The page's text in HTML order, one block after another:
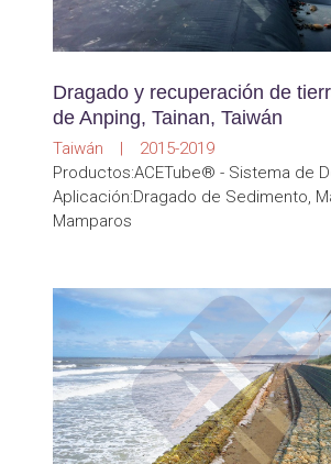
Dragado y recuperación de
de Anping, Tainan, Taiwán
Taiwán | 2015-2019
Productos:ACETube® - Sistema de
Aplicación:Dragado de Sedimento,
Mamparos